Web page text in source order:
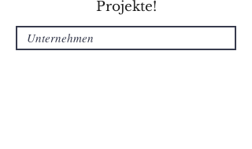
Projekte!